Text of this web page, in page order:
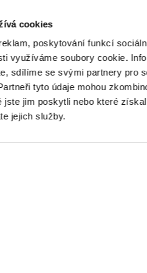
cookies
poskytování funkcí
využíváme soubory cookie.
sdílíme se svými partnery pro
tyto údaje mohou
jste jim poskytli nebo které
jejich služby.